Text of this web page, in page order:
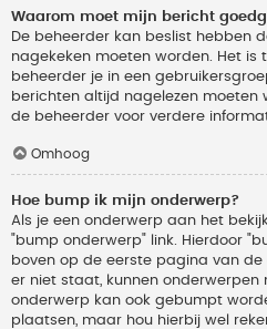
Waarom moet mijn bericht
De beheerder kan beslist hebben
nagekeken moeten worden. Het is
beheerder je in een
berichten altijd nagelezen
de beheerder voor verdere
Omhoog
Hoe bump ik mijn onderwerp?
Als je een onderwerp aan het
"bump onderwerp" link. Hierdoor
boven op de eerste pagina van de
er niet staat, kunnen onderwerpen
onderwerp kan ook gebumpt
plaatsen, maar hou hierbij wel